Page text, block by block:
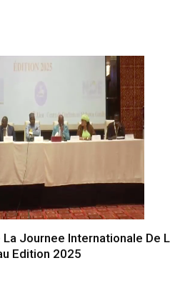
La Journee Internationale De L
Edition 2025